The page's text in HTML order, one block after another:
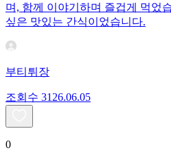
며, 함께 이야기하며 즐겁게 먹었
싶은 맛있는 간식이었습니다.
부티튀장
조회수 31 26.06.05
0